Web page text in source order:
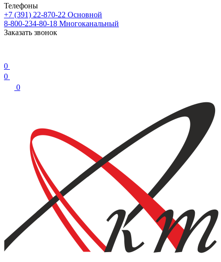
Телефоны
+7 (391) 22-870-22 Основной
8-800-234-80-18 Многоканальный
Заказать звонок
0
0
0